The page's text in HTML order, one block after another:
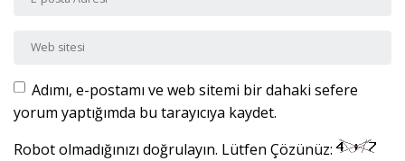
Web sitesi
Adımı, e-postamı ve web sitemi bir dahaki sefere
yorum yaptığımda bu tarayıcıya kaydet.
Robot olmadığınızı doğrulayın. Lütfen Çözünüz: